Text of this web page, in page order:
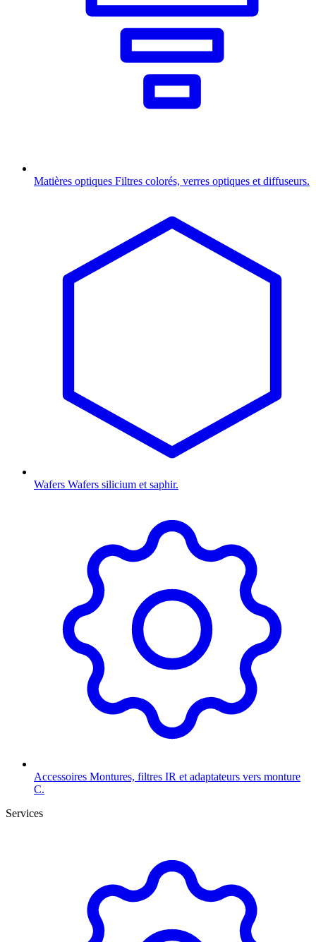
Matières optiques Filtres colorés, verres optiques et diffuseurs.
Wafers Wafers silicium et saphir.
Accessoires Montures, filtres IR et adaptateurs vers monture
C.
Services